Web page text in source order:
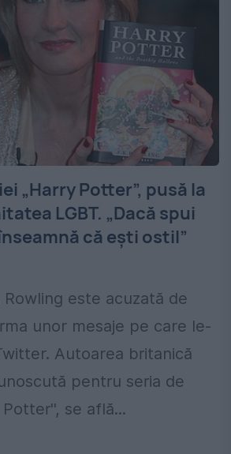
„Harry Potter”, pusă la
LGBT. „Dacă spui
că ești ostil”
Rowling este acuzată de
unor mesaje pe care le-
Autoarea britanică
pentru seria de
se află...